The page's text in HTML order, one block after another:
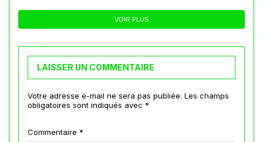
VOIR PLUS
LAISSER UN COMMENTAIRE
Votre adresse e-mail ne sera pas publiée. Les champs
obligatoires sont indiqués avec *
Commentaire *